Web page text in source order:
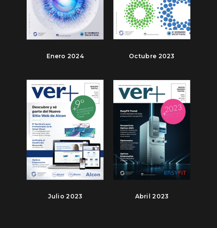
Enero 2024 Octubre 2023
Julio 2023 Abril 2023